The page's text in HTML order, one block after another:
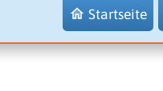
Startseite